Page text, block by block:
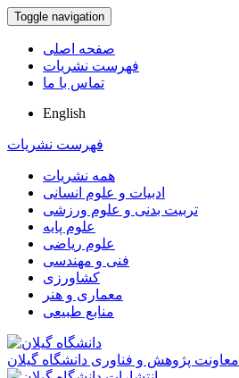
Toggle navigation
صفحه اصلی
فهرست نشریات
تماس با ما
English
فهرست نشریات
همه نشریات
ادبیات و علوم انسانی
تربیت بدنی و علوم ورزشی
علوم پایه
علوم ریاضی
فنی و مهندسی
کشاورزی
معماری و هنر
منابع طبیعی
معاونت پژوهش و فناوری دانشگاه گیلان